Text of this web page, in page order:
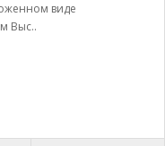
виде
Выс..